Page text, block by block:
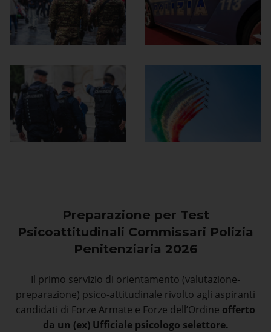
Preparazione per Test
Psicoattitudinali Commissari Polizia
Penitenziaria 2026
Il primo servizio di orientamento (valutazione-
preparazione) psico-attitudinale rivolto agli aspiranti
candidati di Forze Armate e Forze dell’Ordine offerto
da un (ex) Ufficiale psicologo selettore.